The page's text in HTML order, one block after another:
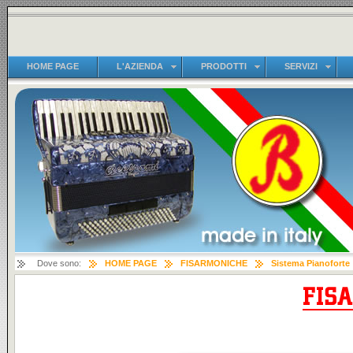
HOME PAGE L'AZIENDA PRODOTTI SERVIZI
Dove sono: HOME PAGE FISARMONICHE Sistema Pianoforte